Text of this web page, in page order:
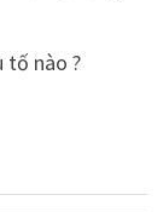
tố nào ?